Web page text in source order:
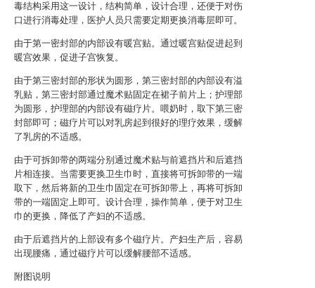
毒结构采用这一设计，结构简单，设计合理，还便于对伤
口进行消毒处理，医护人员只需要定期更换消毒层即可。
由于第一密封部的内部设有暖宫贴。通过暖宫贴促进起到
暖宫效果，促进子宫恢复。
由于第三密封部的形状为圆形，第三密封部的内部设有溢
乳贴，第三密封部通过魔术贴固定在裙子前片上；护理部
为圆形，护理部的内部设有磁疗片。喂奶时，取下第三密
封部即可；磁疗片可以对乳房起到很好的理疗效果，缓解
了乳房的不适感。
由于可拆卸带的两端分别通过魔术贴与前遮挡片和后遮挡
片相连接。当需要更换卫生巾时，直接将可拆卸带的一端
取下，然后将新的卫生巾固定在可拆卸带上，再将可拆卸
带的一端固定上即可。设计合理，操作简单，便于对卫生
巾的更换，降低了产妇的不适感。
由于后遮挡片的上部设有多个磁疗片。产妇生产后，容易
出现腰痛，通过磁疗片可以缓解腰部不适感。
附图说明